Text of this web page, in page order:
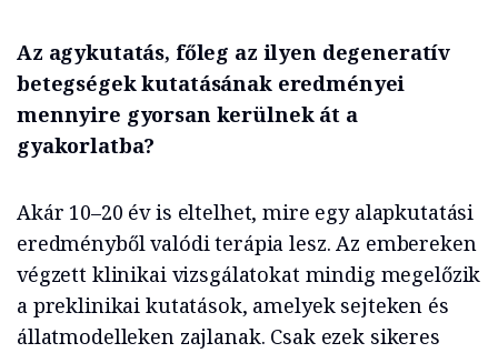
Az agykutatás, főleg az ilyen degeneratív
betegségek kutatásának eredményei
mennyire gyorsan kerülnek át a
gyakorlatba?
Akár 10–20 év is eltelhet, mire egy alapkutatási
eredményből valódi terápia lesz. Az embereken
végzett klinikai vizsgálatokat mindig megelőzik
a preklinikai kutatások, amelyek sejteken és
állatmodelleken zajlanak. Csak ezek sikeres